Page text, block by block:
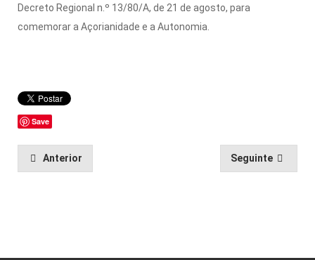
Decreto Regional n.º 13/80/A, de 21 de agosto, para
comemorar a Açorianidade e a Autonomia.
Save
Anterior Seguinte